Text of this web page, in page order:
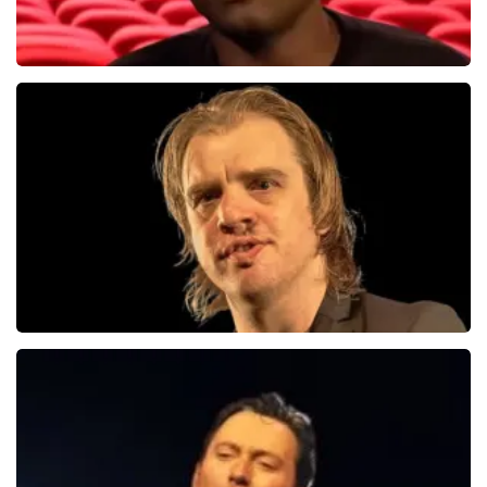
Jandino Asporaat
499+reviews
BEKIJKEN